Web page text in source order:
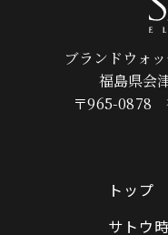
ブランドウォ
福島県会
〒965-0878
トップ
サトウ